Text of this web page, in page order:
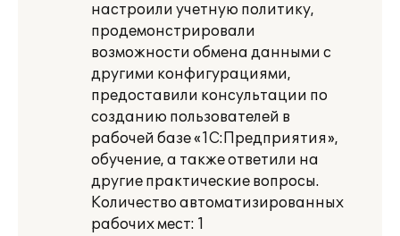
настроили учетную политику,
продемонстрировали
возможности обмена данными с
другими конфигурациями,
предоставили консультации по
созданию пользователей в
рабочей базе «1С:Предприятия»,
обучение, а также ответили на
другие практические вопросы.
Количество автоматизированных
рабочих мест: 1